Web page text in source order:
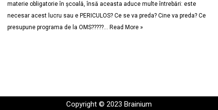
materie obligatorie în școală, însă aceasta aduce multe întrebări: este
necesar acest lucru sau e PERICULOS? Ce se va preda? Cine va preda? Ce
presupune programa de la OMS?????… Read More »
Copyright © 2023 Brainium